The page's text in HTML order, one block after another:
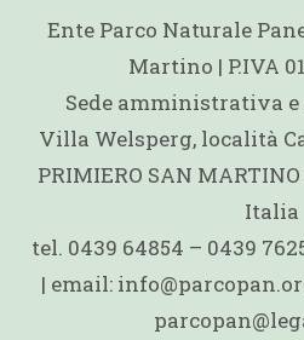
Ente Parco Naturale
Martino | P.IVA
Sede amministrativa
Villa Welsperg, località
PRIMIERO SAN
Italia
tel. 0439 64854 – 0439
| email: